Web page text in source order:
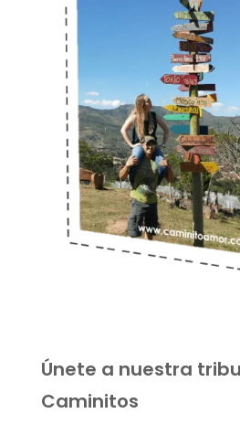
Únete a nuestra
Caminitos